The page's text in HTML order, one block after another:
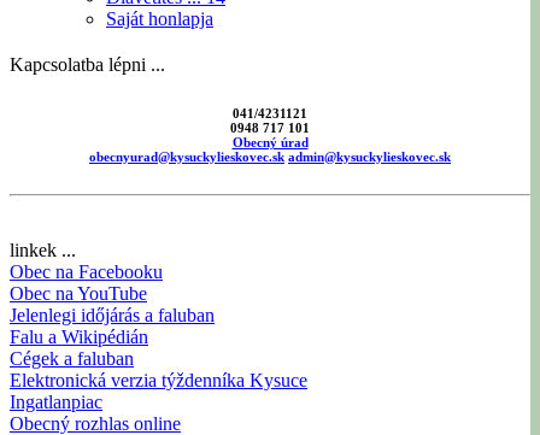
Saját honlapja
Kapcsolatba lépni ...
041/4231121
0948 717 101
Obecný úrad
obecnyurad@kysuckylieskovec.sk admin@kysuckylieskovec.sk
linkek ...
Obec na Facebooku
Obec na YouTube
Jelenlegi időjárás a faluban
Falu a Wikipédián
Cégek a faluban
Elektronická verzia týždenníka Kysuce
Ingatlanpiac
Obecný rozhlas online